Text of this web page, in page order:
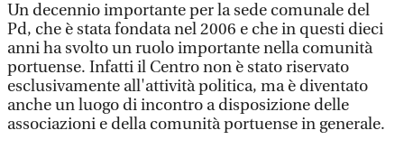
Un decennio importante per la sede comunale del
Pd, che è stata fondata nel 2006 e che in questi dieci
anni ha svolto un ruolo importante nella comunità
portuense. Infatti il Centro non è stato riservato
esclusivamente all'attività politica, ma è diventato
anche un luogo di incontro a disposizione delle
associazioni e della comunità portuense in generale.